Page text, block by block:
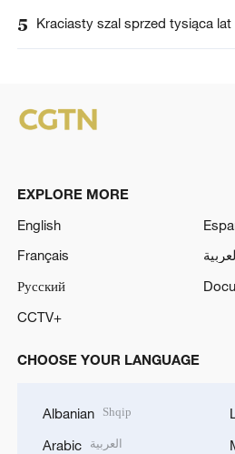
5 Kraciasty szal sprzed tysiąca lat
EXPLORE MORE
English
Français
Русский
CCTV+
CHOOSE YOUR LANGUAGE
Albanian Shqip
Arabic العربية